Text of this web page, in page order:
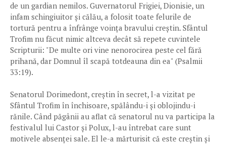
de un gardian nemilos. Guvernatorul Frigiei, Dionisie, un
infam schingiuitor și călău, a folosit toate felurile de
tortură pentru a înfrânge voința bravului creștin. Sfântul
Trofim nu făcut nimic altceva decât să repete cuvintele
Scripturii: "De multe ori vine nenorocirea peste cel fără
prihană, dar Domnul îl scapă totdeauna din ea" (Psalmii
33:19).
Senatorul Dorimedont, creștin în secret, l-a vizitat pe
Sfântul Trofim în închisoare, spălându-i și oblojindu-i
rănile. Când păgânii au aflat că senatorul nu va participa la
festivalul lui Castor și Polux, l-au întrebat care sunt
motivele absenței sale. El le-a mărturisit că este creștin și